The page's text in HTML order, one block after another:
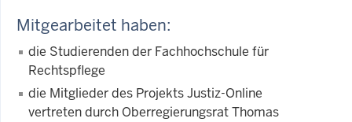
Mitgearbeitet haben:
die Studierenden der Fachhochschule für
Rechtspflege
die Mitglieder des Projekts Justiz-Online
vertreten durch Oberregierungsrat Thomas